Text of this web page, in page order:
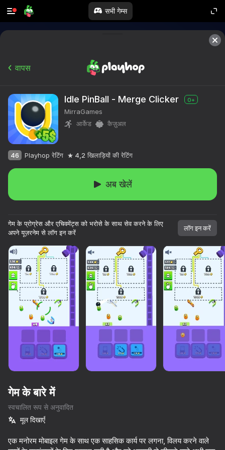
सभी गेम्स
Mine Crusher
Money ping pong
Mega Diep Io Online
Red Ball
वापस
Idle PinBall - Merge Clicker 0+
MirraGames
आर्केड
कैज़ुअल
46 Playhop रेटिंग 4,2 खिलाड़ियों की रेटिंग
अब खेलें
गेम के प्रोग्रेस और एचिवमेंट्स को भरोसे के साथ सेव करने के लिए
अपने यूज़रनेम से लॉग इन करें
लॉग इन करें
गेम के बारे में
स्वचालित रूप से अनुवादित
मूल दिखाएँ
एक मनोरम मोबाइल गेम के साथ एक साहसिक कार्य पर लगना, विलय करने वाले